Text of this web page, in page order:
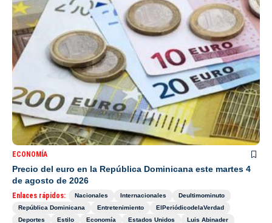
ECONOMÍA
Precio del euro en la República Dominicana este martes 4
de agosto de 2026
Enlaces rápidos: Nacionales Internacionales
Deultimominuto
República Dominicana
Entretenimiento
ElPeriódicodelaVerdad
Deportes
Estilo Economía Estados Unidos
Luis Abinader